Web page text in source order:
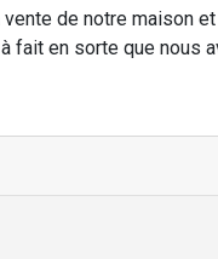
de notre maison
fait en sorte que nous